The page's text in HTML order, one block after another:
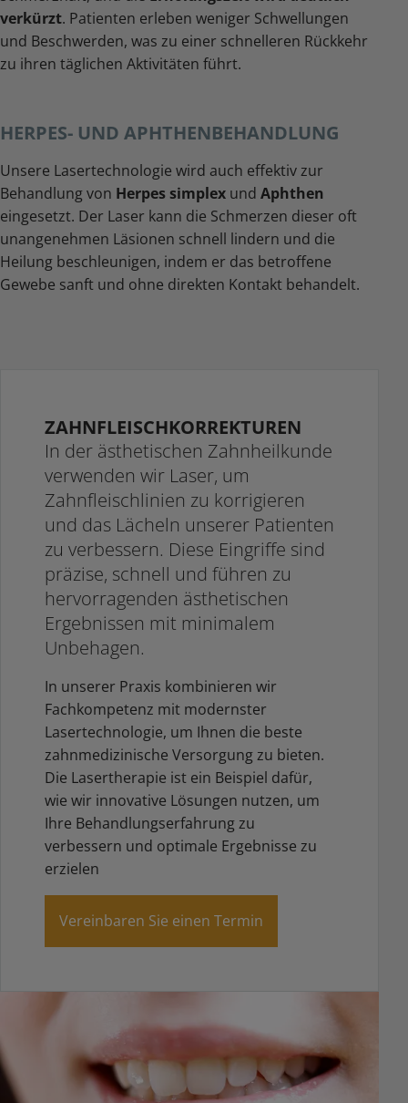
verkürzt. Patienten erleben weniger Schwellungen
und Beschwerden, was zu einer schnelleren Rückkehr
zu ihren täglichen Aktivitäten führt.
HERPES- UND APHTHENBEHANDLUNG
Unsere Lasertechnologie wird auch effektiv zur
Behandlung von Herpes simplex und Aphthen
eingesetzt. Der Laser kann die Schmerzen dieser oft
unangenehmen Läsionen schnell lindern und die
Heilung beschleunigen, indem er das betroffene
Gewebe sanft und ohne direkten Kontakt behandelt.
ZAHNFLEISCHKORREKTUREN
In der ästhetischen Zahnheilkunde
verwenden wir Laser, um
Zahnfleischlinien zu korrigieren
und das Lächeln unserer Patienten
zu verbessern. Diese Eingriffe sind
präzise, schnell und führen zu
hervorragenden ästhetischen
Ergebnissen mit minimalem
Unbehagen.
In unserer Praxis kombinieren wir
Fachkompetenz mit modernster
Lasertechnologie, um Ihnen die beste
zahnmedizinische Versorgung zu bieten.
Die Lasertherapie ist ein Beispiel dafür,
wie wir innovative Lösungen nutzen, um
Ihre Behandlungserfahrung zu
verbessern und optimale Ergebnisse zu
erzielen
Vereinbaren Sie einen Termin